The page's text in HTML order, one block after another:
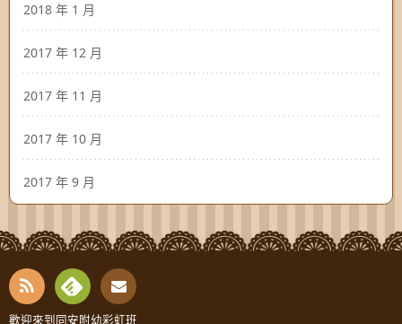
2018 年 1 月
2017 年 12 月
2017 年 11 月
2017 年 10 月
2017 年 9 月
歡迎來到同安附幼彩虹班